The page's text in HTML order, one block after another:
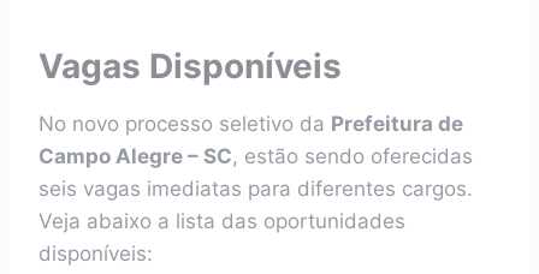
Vagas Disponíveis
No novo processo seletivo da Prefeitura de
Campo Alegre – SC, estão sendo oferecidas
seis vagas imediatas para diferentes cargos.
Veja abaixo a lista das oportunidades
disponíveis: